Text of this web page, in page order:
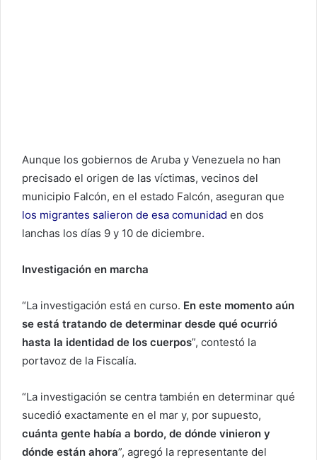
Aunque los gobiernos de Aruba y Venezuela no han
precisado el origen de las víctimas, vecinos del
municipio Falcón, en el estado Falcón, aseguran que
los migrantes salieron de esa comunidad en dos
lanchas los días 9 y 10 de diciembre.
Investigación en marcha
“La investigación está en curso. En este momento aún
se está tratando de determinar desde qué ocurrió
hasta la identidad de los cuerpos”, contestó la
portavoz de la Fiscalía.
“La investigación se centra también en determinar qué
sucedió exactamente en el mar y, por supuesto,
cuánta gente había a bordo, de dónde vinieron y
dónde están ahora”, agregó la representante del